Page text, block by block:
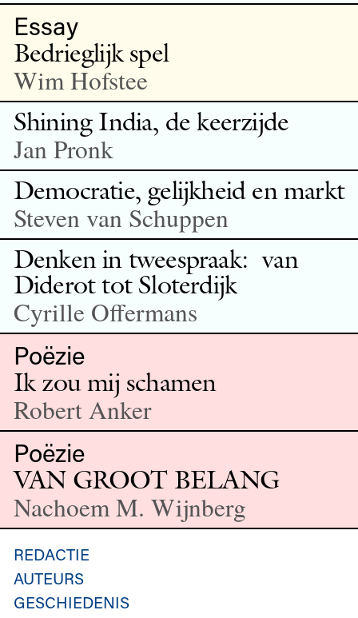
Essay
Bedrieglijk spel
Wim Hofstee
Shining India, de keerzijde
Jan Pronk
Democratie, gelijkheid en markt
Steven van Schuppen
Denken in tweespraak: van
Diderot tot Sloterdijk
Cyrille Offermans
Poëzie
Ik zou mij schamen
Robert Anker
Poëzie
VAN GROOT BELANG
Nachoem M. Wijnberg
REDACTIE
AUTEURS
GESCHIEDENIS